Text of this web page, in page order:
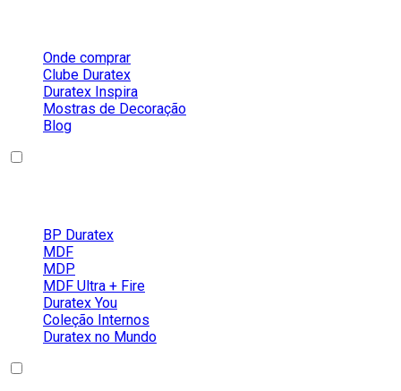
Onde comprar
Clube Duratex
Duratex Inspira
Mostras de Decoração
Blog
BP Duratex
MDF
MDP
MDF Ultra + Fire
Duratex You
Coleção Internos
Duratex no Mundo